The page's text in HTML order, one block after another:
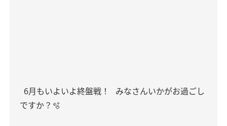
6月もいよいよ終盤戦！
みなさんいかがお過ごし
ですか？🫧